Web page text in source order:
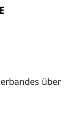
über